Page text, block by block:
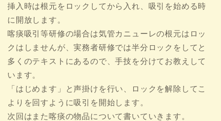
挿入時は根元をロックしてから入れ、吸引を始める時
に開放します。
喀痰吸引等研修の場合は気管カニューレの根元はロッ
クはしませんが、実務者研修では半分ロックをしてと
多くのテキストにあるので、手技を分けてお教えして
います。
「はじめます」と声掛けを行い、ロックを解除してこ
よりを回すように吸引を開始します。
次回はまた喀痰の物品について書いていきます。